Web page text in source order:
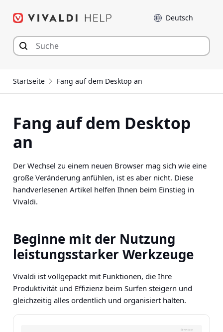
Inhalt
Sprache
Startseite Fang auf dem Desktop an
Fang auf dem Desktop
an
Der Wechsel zu einem neuen Browser mag sich wie eine
große Veränderung anfühlen, ist es aber nicht. Diese
handverlesenen Artikel helfen Ihnen beim Einstieg in
Vivaldi.
Beginne mit der Nutzung
leistungsstarker Werkzeuge
Vivaldi ist vollgepackt mit Funktionen, die Ihre
Produktivität und Effizienz beim Surfen steigern und
gleichzeitig alles ordentlich und organisiert halten.